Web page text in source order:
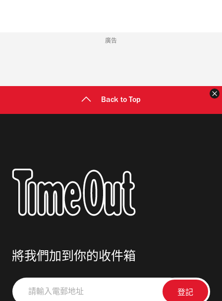
廣告
Back to Top
將我們加到你的收件箱
請
輸